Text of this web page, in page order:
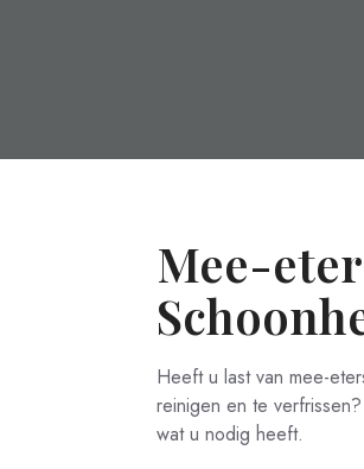
Mee-
Heeft u last van mee-
reinigen en te
wat u nodig heeft.